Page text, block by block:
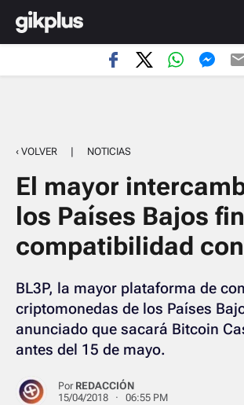
‹ VOLVER | NOTICIAS
El mayor
los Países Bajos
compatibilidad
BL3P, la mayor plataforma de
criptomonedas de los Países
anunciado que sacará Bitcoin
antes del 15 de mayo.
Por REDACCIÓN
15/04/2018 · 06:55 PM